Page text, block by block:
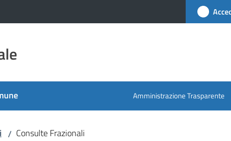
Amministrazione Trasparente
/ Consulte Frazionali